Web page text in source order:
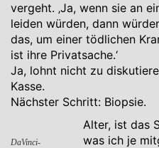
vergeht. ‚Ja, wenn sie an
leiden würden, dann
das, um einer tödlichen
ist ihre Privatsache.‘
Ja, lohnt nicht zu
Kasse.
Nächster Schritt: Biopsie.
DaVinci-
Alter, ist das
was ich je